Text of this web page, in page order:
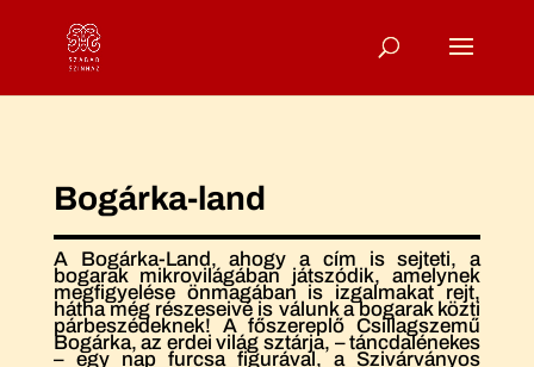
Bogárka-land
A Bogárka-Land, ahogy a cím is sejteti, a
bogarak mikrovilágában játszódik, amelynek
megfigyelése önmagában is izgalmakat rejt,
hátha még részeseivé is válunk a bogarak közti
párbeszédeknek! A főszereplő Csillagszemű
Bogárka, az erdei világ sztárja, – táncdalénekes
– egy nap furcsa figurával, a Szivárványos